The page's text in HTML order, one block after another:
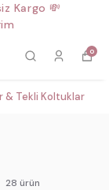
Kargo 💸
0
& Tekli Koltuklar
28 ürün